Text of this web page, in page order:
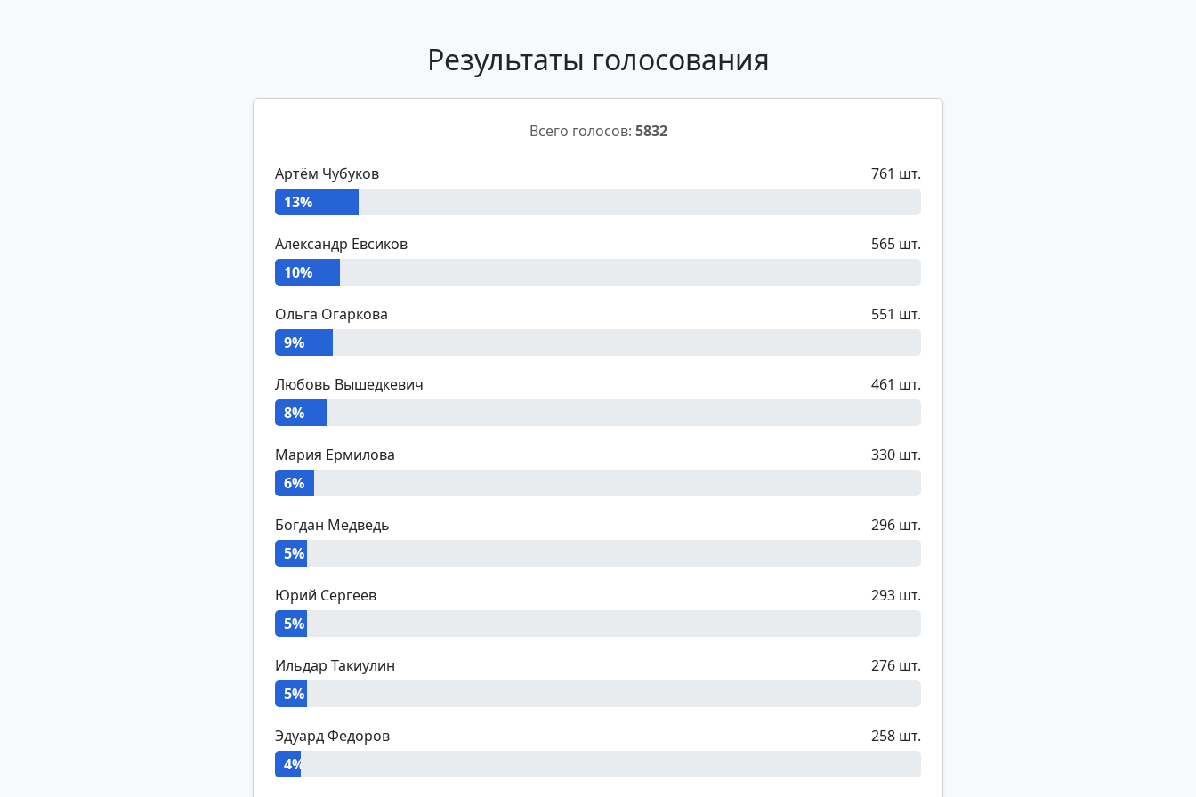
Результаты голосования
Всего голосов: 5832
Артём Чубуков
761 шт.
13%
Александр Евсиков
565 шт.
10%
Ольга Огаркова
551 шт.
9%
Любовь Вышедкевич
461 шт.
8%
Мария Ермилова
330 шт.
6%
Богдан Медведь
296 шт.
5%
Юрий Сергеев
293 шт.
5%
Ильдар Такиулин
276 шт.
5%
Эдуард Федоров
258 шт.
4%